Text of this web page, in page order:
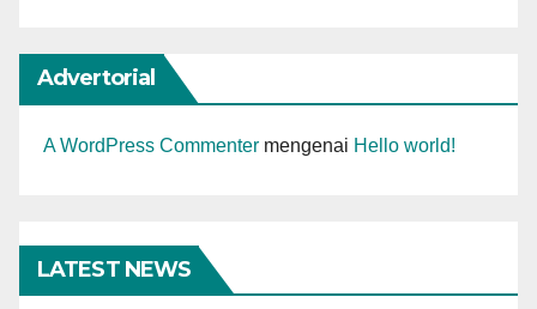
Advertorial
A WordPress Commenter mengenai Hello world!
LATEST NEWS